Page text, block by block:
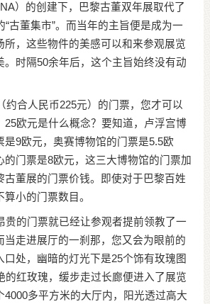
）的创建下，巴黎古董双年展取代了
“古董集市”。而当年的主旨便是成为一
所，这些物件的美感可以和来参观展览
。时隔50余年后，这个主旨始终没有动
合人民币225元）的门票，您才可以
25欧元是什么概念？要知道，卢浮宫博
是9欧元，奥赛博物馆的门票是5.5欧
的门票是8欧元，这三大博物馆的门票加
古董展的门票价钱。即使对于巴黎百姓
小的门票数目。
的门票就已经让参观者提前领教了一
当走进展厅的一刹那，您又会为眼前的
口处，幽暗的灯光下是25个饰有玫瑰图
的红玫瑰，缓步走过长廊便进入了展览
4000多平方米的大厅内，阳光透过高大